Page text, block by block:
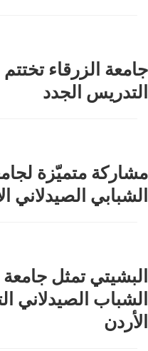
جامعة الزرقاء
التدريس الجدد
مشاركة متميّزة
الشبابي الصيدلاني
البشيتي تمثل
الشباب الصيدلاني
الأردن